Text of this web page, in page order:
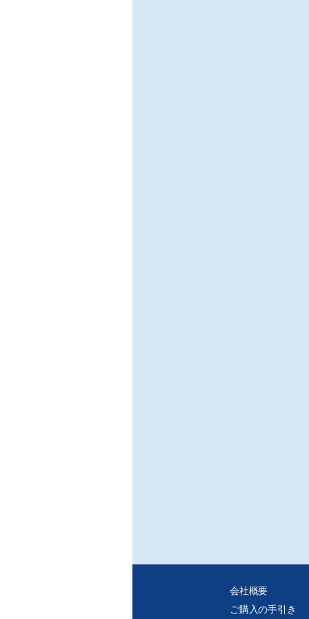
会社概要
ご購入の手引き